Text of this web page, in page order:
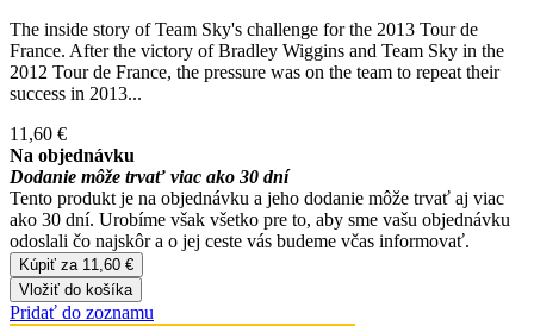
The inside story of Team Sky's challenge for the 2013 Tour de
France. After the victory of Bradley Wiggins and Team Sky in the
2012 Tour de France, the pressure was on the team to repeat their
success in 2013...
11,60 €
Na objednávku
Dodanie môže trvať viac ako 30 dní
Tento produkt je na objednávku a jeho dodanie môže trvať aj viac
ako 30 dní. Urobíme však všetko pre to, aby sme vašu objednávku
odoslali čo najskôr a o jej ceste vás budeme včas informovať.
Kúpiť za 11,60 €
Vložiť do košíka
Pridať do zoznamu